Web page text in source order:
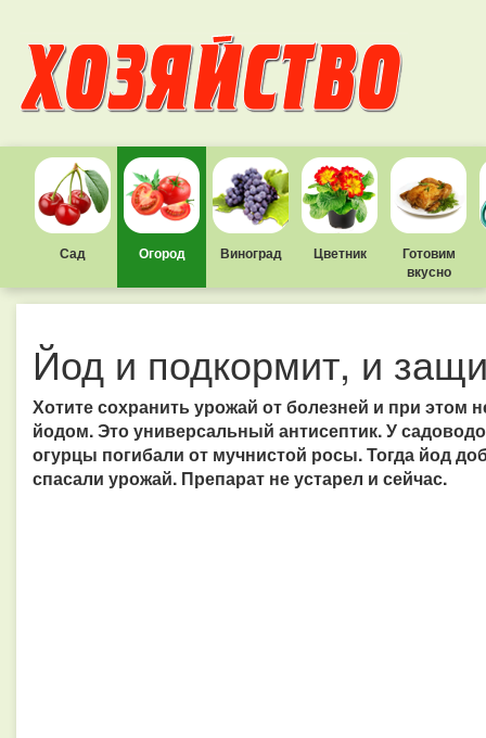
Сад Огород Виноград Цветник
Готовим
вкусно
Йод и подкормит, и
Хотите сохранить урожай от болезней и при этом
йодом. Это универсальный антисептик. У
огурцы погибали от мучнистой росы. Тогда йод
спасали урожай. Препарат не устарел и сейчас.